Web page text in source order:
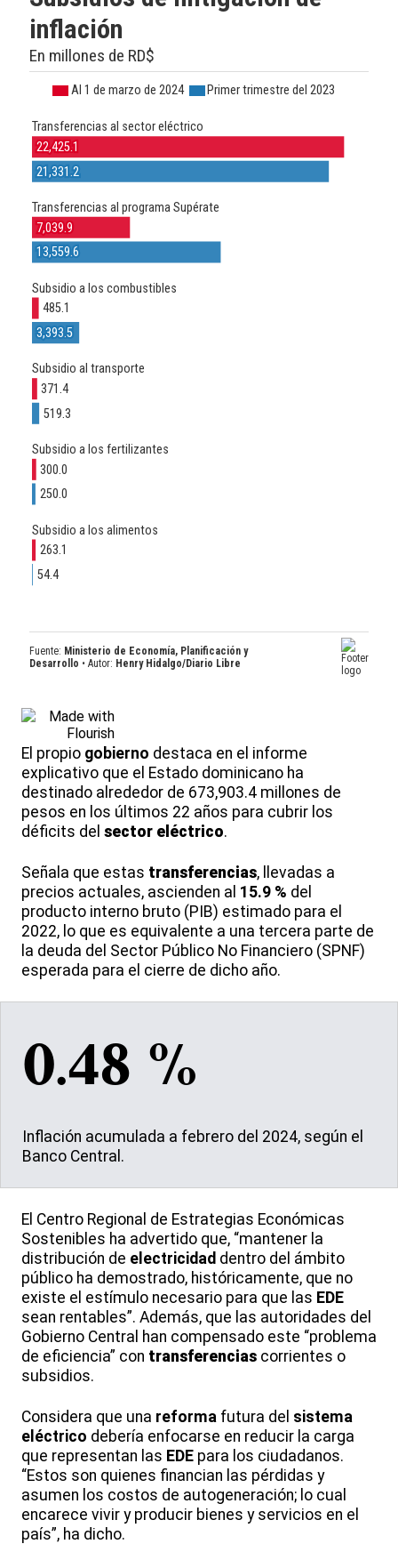
El propio gobierno destaca en el informe
explicativo que el Estado dominicano ha
destinado alrededor de 673,903.4 millones de
pesos en los últimos 22 años para cubrir los
déficits del sector eléctrico.
Señala que estas transferencias, llevadas a
precios actuales, ascienden al 15.9 % del
producto interno bruto (PIB) estimado para el
2022, lo que es equivalente a una tercera parte de
la deuda del Sector Público No Financiero (SPNF)
esperada para el cierre de dicho año.
0.48 %
Inflación acumulada a febrero del 2024, según el
Banco Central.
El Centro Regional de Estrategias Económicas
Sostenibles ha advertido que, “mantener la
distribución de electricidad dentro del ámbito
público ha demostrado, históricamente, que no
existe el estímulo necesario para que las EDE
sean rentables”. Además, que las autoridades del
Gobierno Central han compensado este “problema
de eficiencia” con transferencias corrientes o
subsidios.
Considera que una reforma futura del sistema
eléctrico debería enfocarse en reducir la carga
que representan las EDE para los ciudadanos.
“Estos son quienes financian las pérdidas y
asumen los costos de autogeneración; lo cual
encarece vivir y producir bienes y servicios en el
país”, ha dicho.